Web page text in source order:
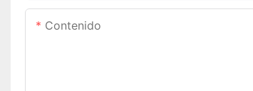
Contenido